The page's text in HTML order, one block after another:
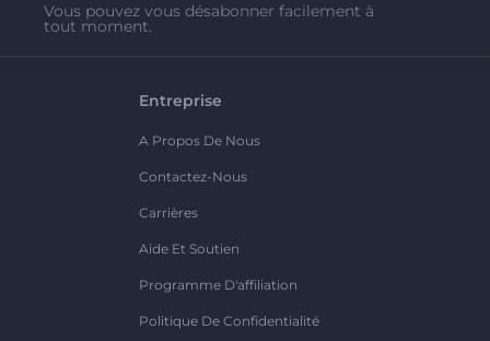
Vous pouvez vous désabonner facilement à
tout moment.
Entreprise
A Propos De Nous
Contactez-Nous
Carrières
Aide Et Soutien
Programme D'affiliation
Politique De Confidentialité